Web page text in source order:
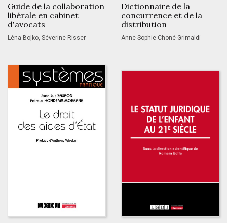
Guide de la collaboration
libérale en cabinet
d'avocats
Léna Bojko, Séverine Risser
Dictionnaire de la
concurrence et de la
distribution
Anne-Sophie Choné-Grimaldi